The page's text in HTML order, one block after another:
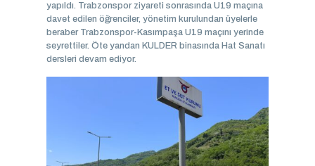
yapıldı. Trabzonspor ziyareti sonrasında U19 maçına
davet edilen öğrenciler, yönetim kurulundan üyelerle
beraber Trabzonspor-Kasımpaşa U19 maçını yerinde
seyrettiler. Öte yandan KULDER binasında Hat Sanatı
dersleri devam ediyor.